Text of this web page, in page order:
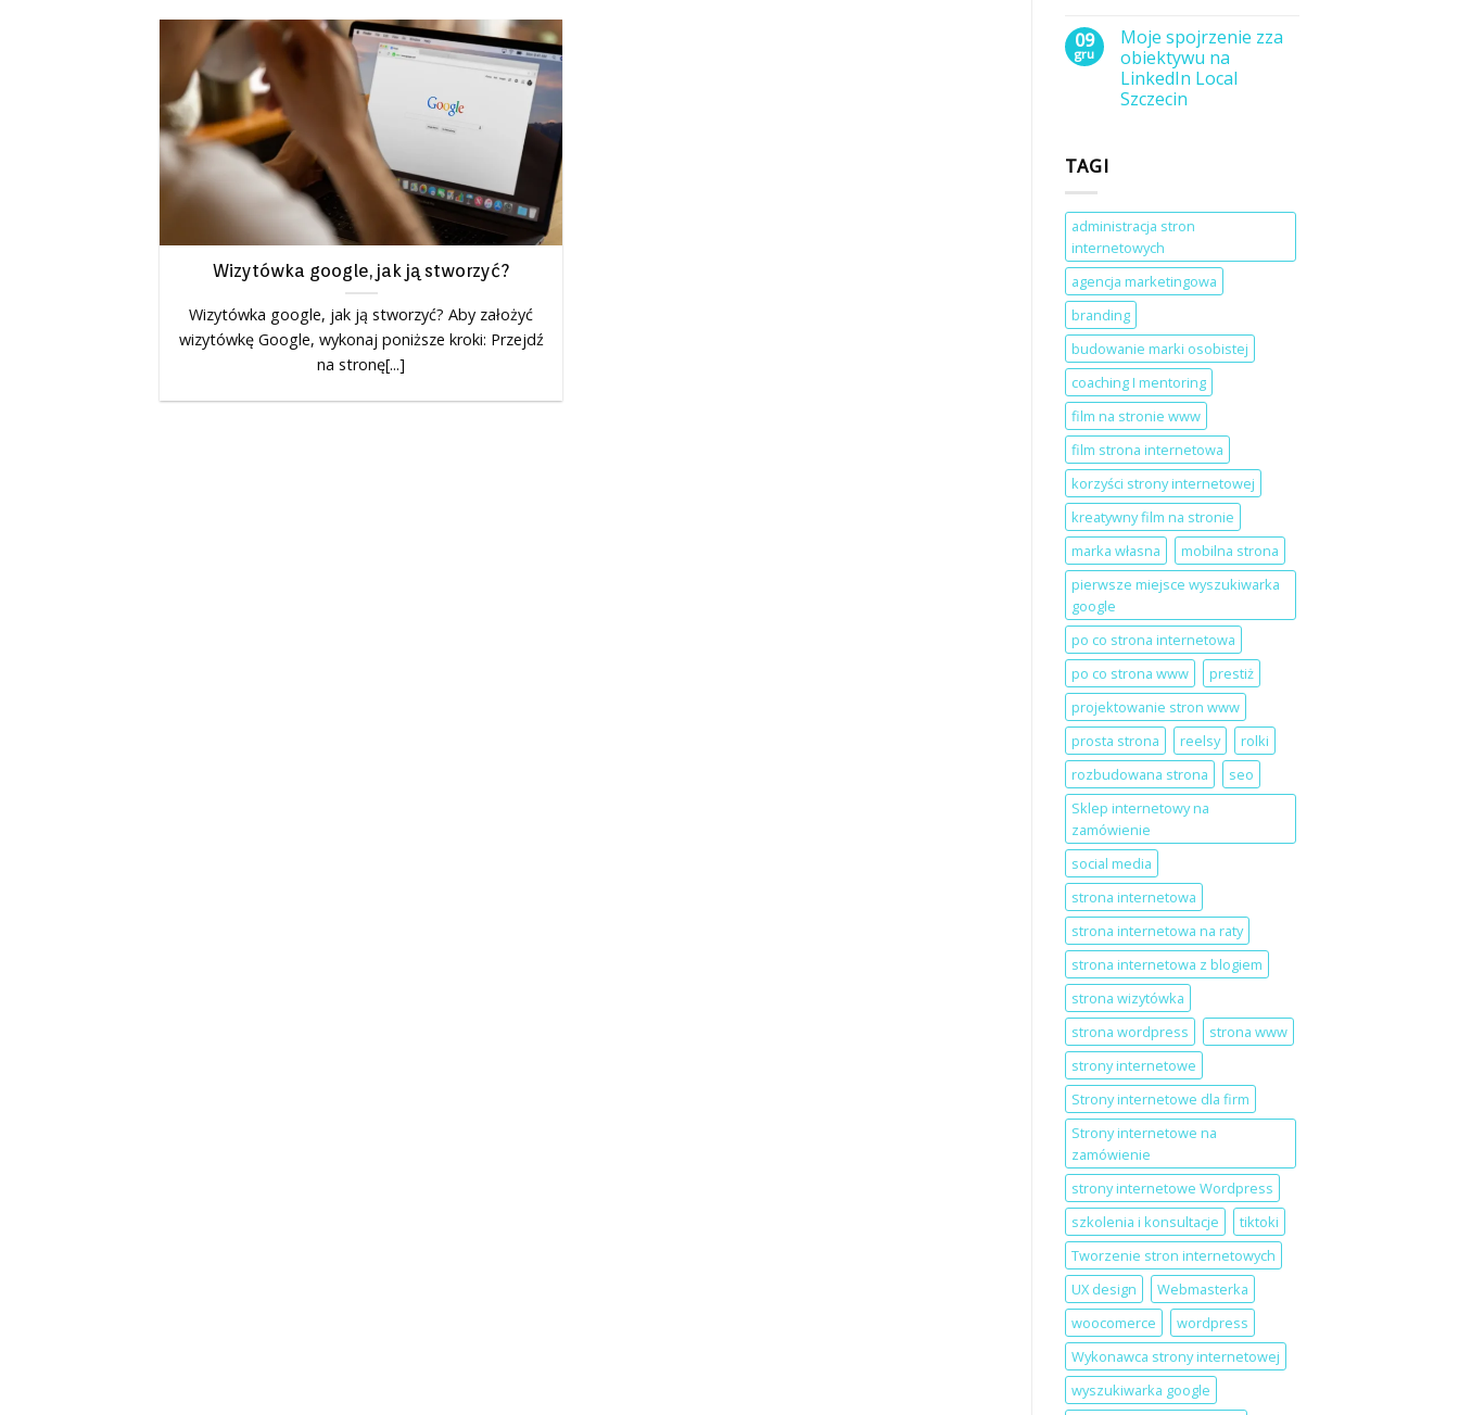
Wizytówka google, jak ją stworzyć?
Wizytówka google, jak ją stworzyć? Aby założyć
wizytówkę Google, wykonaj poniższe kroki: Przejdź
na stronę[...]
pomocą
WooCommerce
w
WordPress?
do
Masz
około
90
sekund
na
salonu
beauty
09
gru
Moje spojrzenie zza
obiektywu na
LinkedIn Local
Szczecin
na
LinkedIn
Local
Szczecin
TAGI
administracja stron
internetowych
agencja marketingowa
branding
budowanie marki osobistej
coaching I mentoring
film na stronie www
film strona internetowa
korzyści strony internetowej
kreatywny film na stronie
marka własna
mobilna strona
pierwsze miejsce wyszukiwarka
google
po co strona internetowa
po co strona www
prestiż
projektowanie stron www
prosta strona
reelsy
rolki
rozbudowana strona
seo
Sklep internetowy na
zamówienie
social media
strona internetowa
strona internetowa na raty
strona internetowa z blogiem
strona wizytówka
strona wordpress
strona www
strony internetowe
Strony internetowe dla firm
Strony internetowe na
zamówienie
strony internetowe Wordpress
szkolenia i konsultacje
tiktoki
Tworzenie stron internetowych
UX design
Webmasterka
woocomerce
wordpress
Wykonawca strony internetowej
wyszukiwarka google